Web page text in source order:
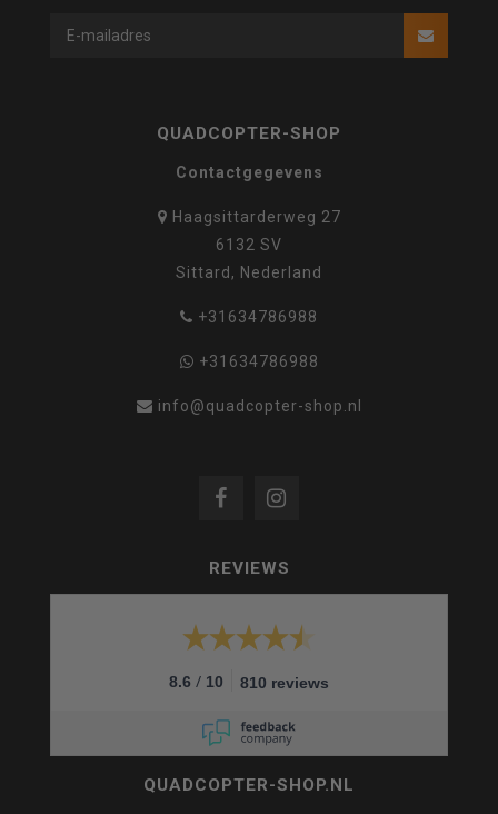
QUADCOPTER-SHOP
Contactgegevens
Haagsittarderweg 27
6132 SV
Sittard, Nederland
+31634786988
+31634786988
info@quadcopter-shop.nl
REVIEWS
8.6 / 10 810 reviews
QUADCOPTER-SHOP.NL